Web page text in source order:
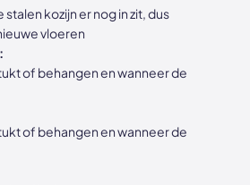
kozijn er nog in zit, dus
vloeren
of behangen en wanneer de
of behangen en wanneer de